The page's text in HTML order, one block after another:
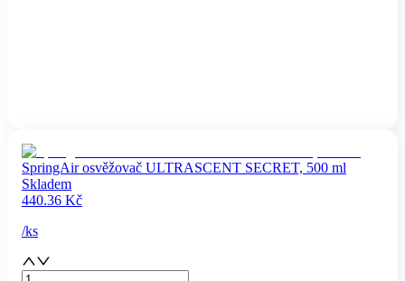
SpringAir osvěžovač ULTRASCENT SECRET, 500 ml
Skladem
440.36 Kč
/ks